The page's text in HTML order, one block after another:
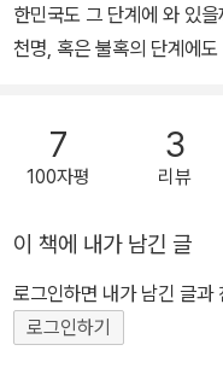
의 한국 근현대사와 세계사
특히 젊은 세대가 쉽고 재
통일뉴스 기획위원으로
화해를위한과거사정리위
해위원회에서 공식보고서
살』을 집필할 수 있는 밑거
문사회 관련서 집필 활동에
위자 열전’ 편찬 사업에 참여 하고 있다. 지은 책으
현대사-해방부터 촛불항쟁
한민국도 그 단계에 와 있
천명, 혹은 불혹의 단계에
성년의 단계에 들어선 것
은 우리나라가 어느 지점
다. 한마디로 이 책은 대한
생의 산고와 성장기를 꼼꼼
희망의 이야기, 좌절과 절
부끄럽게 여기고 반성해야 할 이야기
가로 태어나 걸음마 상태에
7
100자평
3
리뷰
이 책에 내가 남긴 글
로그인하면 내가 남긴 글과
로그인하기